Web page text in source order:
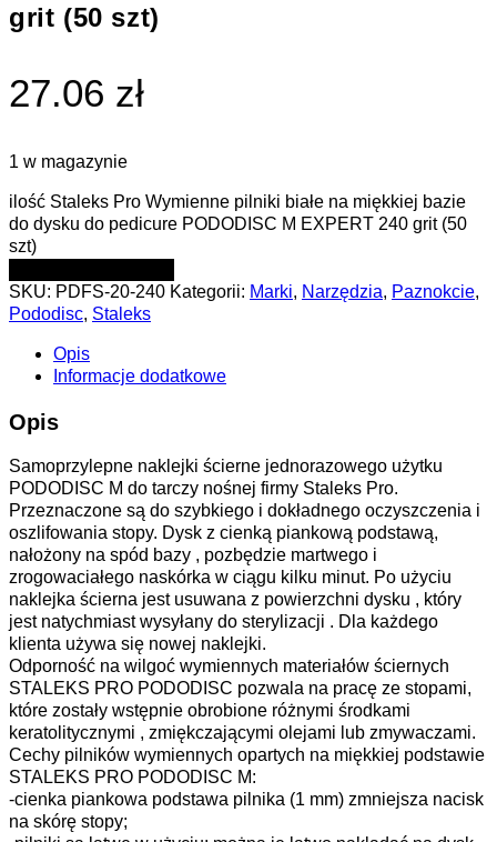
grit (50 szt)
27.06 zł
1 w magazynie
ilość Staleks Pro Wymienne pilniki białe na miękkiej bazie
do dysku do pedicure PODODISC M EXPERT 240 grit (50
szt)
SKU: PDFS-20-240 Kategorii: Marki, Narzędzia, Paznokcie,
Pododisc, Staleks
Opis
Informacje dodatkowe
Opis
Samoprzylepne naklejki ścierne jednorazowego użytku
PODODISC M do tarczy nośnej firmy Staleks Pro.
Przeznaczone są do szybkiego i dokładnego oczyszczenia i
oszlifowania stopy. Dysk z cienką piankową podstawą,
nałożony na spód bazy , pozbędzie martwego i
zrogowaciałego naskórka w ciągu kilku minut. Po użyciu
naklejka ścierna jest usuwana z powierzchni dysku , który
jest natychmiast wysyłany do sterylizacji . Dla każdego
klienta używa się nowej naklejki.
Odporność na wilgoć wymiennych materiałów ściernych
STALEKS PRO PODODISC pozwala na pracę ze stopami,
które zostały wstępnie obrobione różnymi środkami
keratolitycznymi , zmiękczającymi olejami lub zmywaczami.
Cechy pilników wymiennych opartych na miękkiej podstawie
STALEKS PRO PODODISC M:
-cienka piankowa podstawa pilnika (1 mm) zmniejsza nacisk
na skórę stopy;